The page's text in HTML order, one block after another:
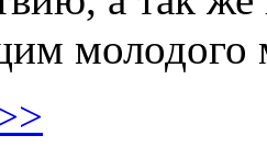
молодого